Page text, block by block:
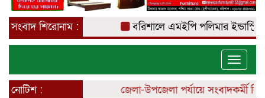
সংবাদ শিরোনাম : বরিশালে এমইপি পলিমার ইন্ডাস্ট্রিজের
Toggle
নোটিশ :
জেলা-উপজেলা পর্যায়ে সংবাদকর্মী নিয়োগ